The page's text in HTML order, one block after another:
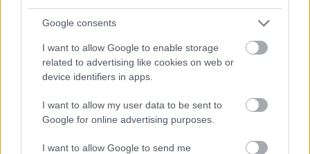
Google consents
I want to allow Google to enable storage
related to advertising like cookies on web or
device identifiers in apps.
I want to allow my user data to be sent to
Google for online advertising purposes.
I want to allow Google to send me
#microsoft #xbox #leépítés
#compulsion
#double fine productions
#asha sharma